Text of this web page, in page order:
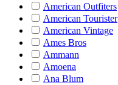
American Outfiters
American Tourister
American Vintage
Ames Bros
Ammann
Amoena
Ana Blum